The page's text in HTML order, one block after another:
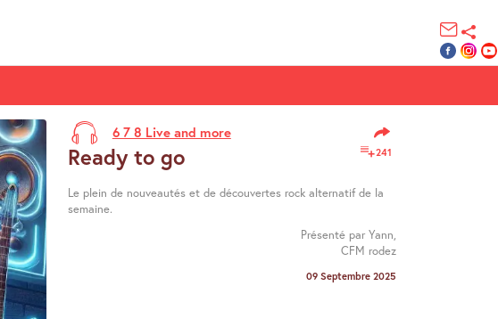
6 7 8 Live and more
241
Ready to go
Le plein de nouveautés et de découvertes rock alternatif de la
semaine.
Présenté par Yann,
CFM rodez
09 Septembre 2025